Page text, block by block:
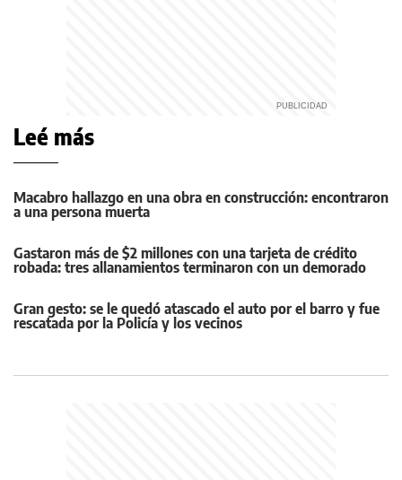
Leé más
Macabro hallazgo en una obra en construcción: encontraron
a una persona muerta
Gastaron más de $2 millones con una tarjeta de crédito
robada: tres allanamientos terminaron con un demorado
Gran gesto: se le quedó atascado el auto por el barro y fue
rescatada por la Policía y los vecinos